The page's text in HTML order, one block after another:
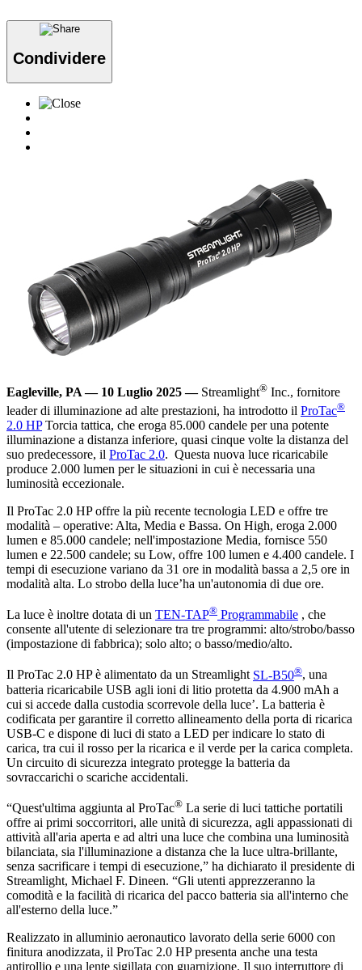
Condividere
Eagleville, PA — 10 Luglio 2025 —Streamlight® Inc., fornitore
leader di illuminazione ad alte prestazioni, ha introdotto il ProTac®
2.0 HPTorcia tattica, che eroga 85.000 candele per una potente
illuminazione a distanza inferiore, quasi cinque volte la distanza del
suo predecessore, il ProTac 2.0. Questa nuova luce ricaricabile
produce 2.000 lumen per le situazioni in cui è necessaria una
luminosità eccezionale.
Il ProTac 2.0 HP offre la più recente tecnologia LED e offre tre
modalità – operative: Alta, Media e Bassa. On High, eroga 2.000
lumen e 85.000 candele; nell'impostazione Media, fornisce 550
lumen e 22.500 candele; su Low, offre 100 lumen e 4.400 candele. I
tempi di esecuzione variano da 31 ore in modalità bassa a 2,5 ore in
modalità alta. Lo strobo della luce’ha un'autonomia di due ore.
La luce è inoltre dotata di un TEN-TAP® Programmabile , che
consente all'utente di selezionare tra tre programmi: alto/strobo/basso
(impostazione di fabbrica); solo alto; o basso/medio/alto.
Il ProTac 2.0 HP è alimentato da un Streamlight SL-B50®, una
batteria ricaricabile USB agli ioni di litio protetta da 4.900 mAh a
cui si accede dalla custodia scorrevole della luce’. La batteria è
codificata per garantire il corretto allineamento della porta di ricarica
USB-C e dispone di luci di stato a LED per indicare lo stato di
carica, tra cui il rosso per la ricarica e il verde per la carica completa.
Un circuito di sicurezza integrato protegge la batteria da
sovraccarichi o scariche accidentali.
“Quest'ultima aggiunta al ProTac® La serie di luci tattiche portatili
offre ai primi soccorritori, alle unità di sicurezza, agli appassionati di
attività all'aria aperta e ad altri una luce che combina una luminosità
bilanciata, sia l'illuminazione a distanza che la luce ultra-brillante,
senza sacrificare i tempi di esecuzione,” ha dichiarato il presidente di
Streamlight, Michael F. Dineen. “Gli utenti apprezzeranno la
comodità e la facilità di ricarica del pacco batteria sia all'interno che
all'esterno della luce.”
Realizzato in alluminio aeronautico lavorato della serie 6000 con
finitura anodizzata, il ProTac 2.0 HP presenta anche una testa
antirollio e una lente sigillata con guarnizione. Il suo interruttore di